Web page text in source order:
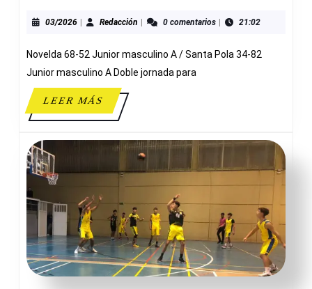
A,
JORNADA
03/202603/2026Redacción Redacción0 comentarios 21:02
Novelda 68-52 Junior masculino A / Santa Pola 34-82
Junior masculino A Doble jornada para
LEER MÁSLEER
MÁS